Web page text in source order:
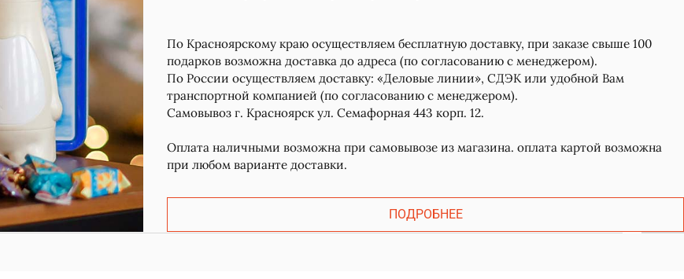
По Красноярскому краю осуществляем бесплатную доставку, при заказе свыше 100
подарков возможна доставка до адреса (по согласованию с менеджером).
По России осуществляем доставку: «Деловые линии», СДЭК или удобной Вам
транспортной компанией (по согласованию с менеджером).
Самовывоз г. Красноярск ул. Семафорная 443 корп. 12.
Оплата наличными возможна при самовывозе из магазина. оплата картой возможна
при любом варианте доставки.
ПОДРОБНЕЕ